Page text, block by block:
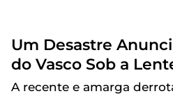
Um Desastre
do Vasco Sob a
A recente e amarga